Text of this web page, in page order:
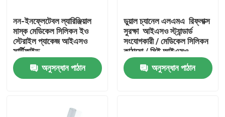
নন-ইনফ্লেটেবল ল্যারিঞ্জিয়াল
মাস্ক মেডিকেল সিলিকন ইও
স্টেরাইল প্যাকেজ আইএসও
সার্টিফাইড
অনুসন্ধান পাঠান
ডুয়াল চ্যানেল এলএমএ ️ রিফ্লাক্স
সুরক্ষা ️ আইএসও স্ট্যান্ডার্ড
সংযোগকারী / মেডিকেল সিলিকন
কাঠামো / সিই আইএসও
অনুসন্ধান পাঠান